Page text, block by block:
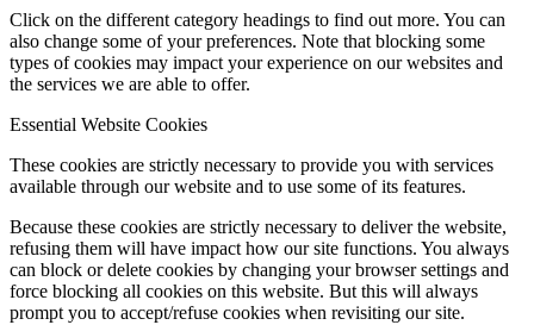
Click on the different category headings to find out more. You can
also change some of your preferences. Note that blocking some
types of cookies may impact your experience on our websites and
the services we are able to offer.
Essential Website Cookies
These cookies are strictly necessary to provide you with services
available through our website and to use some of its features.
Because these cookies are strictly necessary to deliver the website,
refusing them will have impact how our site functions. You always
can block or delete cookies by changing your browser settings and
force blocking all cookies on this website. But this will always
prompt you to accept/refuse cookies when revisiting our site.